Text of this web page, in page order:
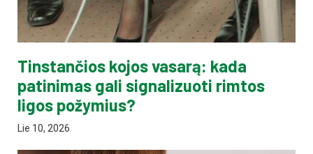
Tinstančios kojos vasarą: kada
patinimas gali signalizuoti rimtos
ligos požymius?
Lie 10, 2026